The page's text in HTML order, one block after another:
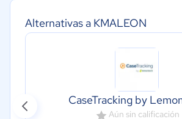
Alternativas a KMALEON
CaseTracking by
Aún sin calificación